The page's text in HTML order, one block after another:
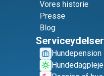
Vores historie
Presse
Blog
Serviceydelser
Hundepension
Hundedagpleje